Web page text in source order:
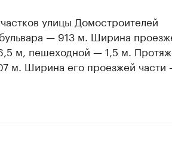
улицы Домостроителей
— 913 м. Ширина
м, пешеходной — 1,5 м.
м. Ширина его проезжей